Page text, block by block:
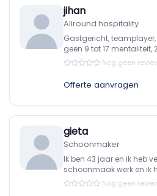
jihan
Allround hospitality
Gastgericht,
geen 9 tot 17 mentaliteit,
Nog geen
Offerte aanvragen
gieta
Schoonmaker
Ik ben 43 jaar en ik heb
schoonmaak werk en ik
Nog geen